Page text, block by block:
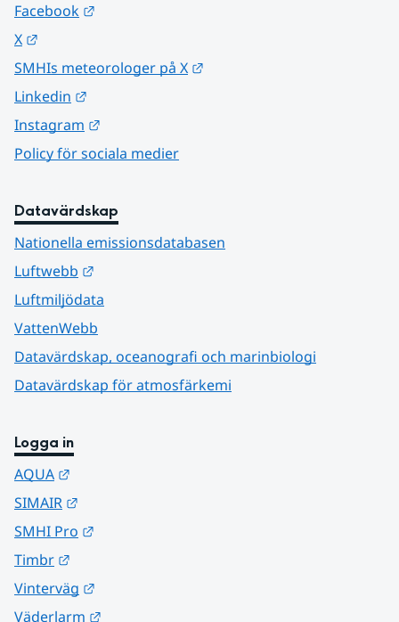
Facebook
X
SMHIs meteorologer på X
Linkedin
Instagram
Policy för sociala medier
Datavärdskap
Nationella emissionsdatabasen
Luftwebb
Luftmiljödata
VattenWebb
Datavärdskap, oceanografi och marinbiologi
Datavärdskap för atmosfärkemi
Logga in
AQUA
SIMAIR
SMHI Pro
Timbr
Vinterväg
Väderlarm